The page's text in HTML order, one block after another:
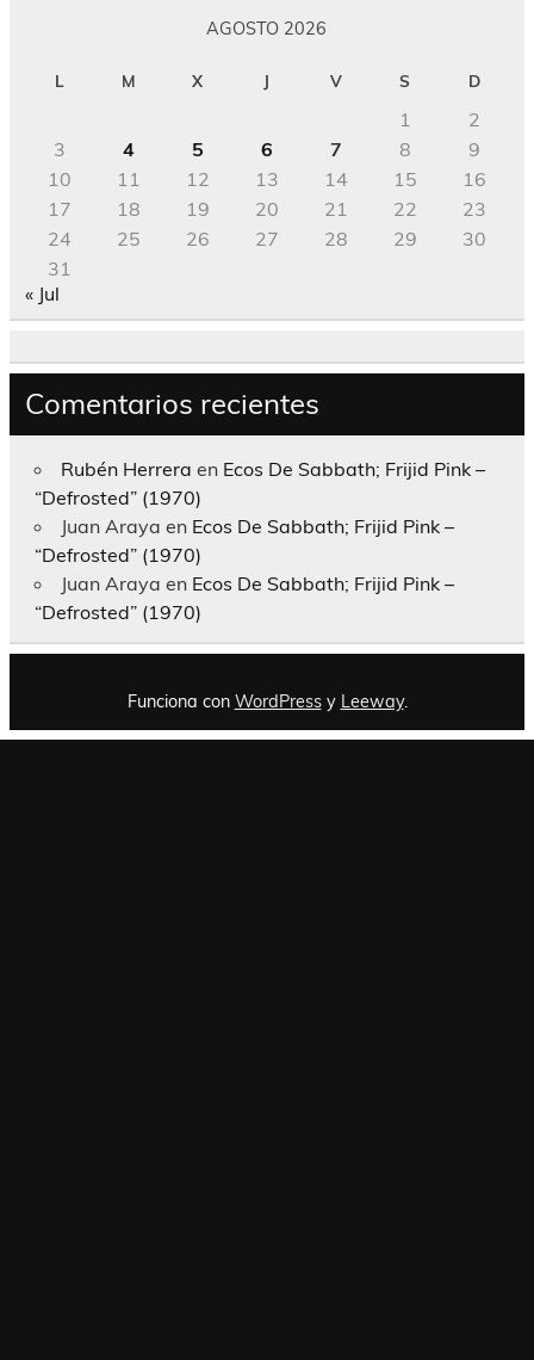
AGOSTO 2026
L M X J V S D
1
2
3
4 5 6 7 8
9
10
11 12 13 14 15
16
17
18 19 20 21 22
23
24
25 26 27 28 29
30
31
« Jul
Comentarios recientes
Rubén Herrera en Ecos De Sabbath; Frijid Pink –
“Defrosted” (1970)
Juan Araya en Ecos De Sabbath; Frijid Pink –
“Defrosted” (1970)
Juan Araya en Ecos De Sabbath; Frijid Pink –
“Defrosted” (1970)
Funciona con WordPressy Leeway.